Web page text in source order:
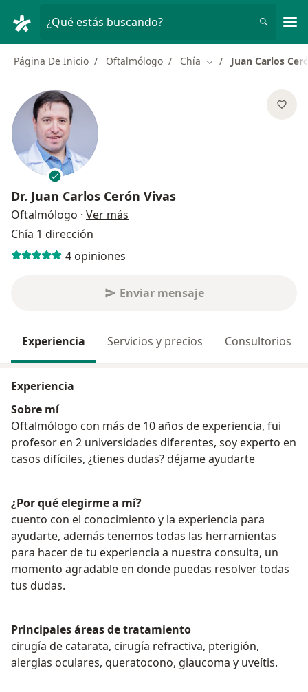
¿Qué estás buscando?
Página De Inicio Oftalmólogo Chía Cambiar de ciudad
Juan Carlos
Dr. Juan Carlos Cerón Vivas
Oftalmólogo · Ver más
Chía 1 dirección
4 opiniones
Enviar mensaje
Experiencia Servicios y precios Consultorios
Experiencia
Sobre mí
Oftalmólogo con más de 10 años de experiencia, fui
profesor en 2 universidades diferentes, soy experto en
casos difíciles, ¿tienes dudas? déjame ayudarte
¿Por qué elegirme a mí?
cuento con el conocimiento y la experiencia para
ayudarte, además tenemos todas las herramientas
para hacer de tu experiencia a nuestra consulta, un
momento agradable en donde puedas resolver todas
tus dudas.
Principales áreas de tratamiento
cirugía de catarata, cirugía refractiva, pterigión,
alergias oculares, queratocono, glaucoma y uveítis.